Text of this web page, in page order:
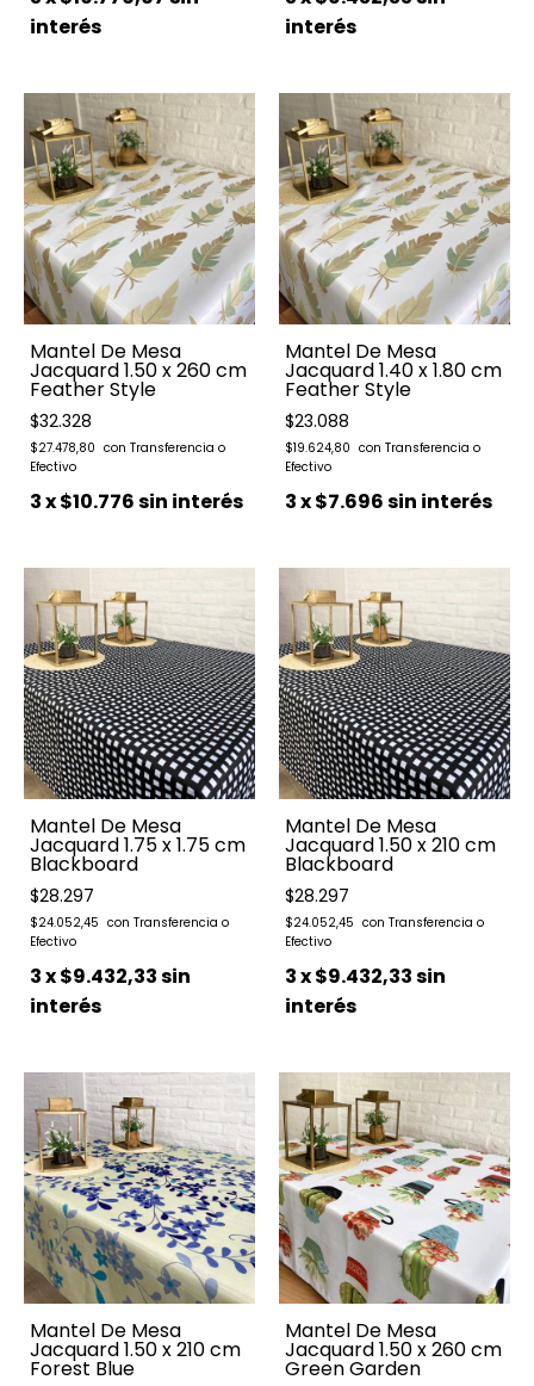
interés
interés
Mantel De Mesa
Jacquard 1.50 x 260 cm
Feather Style
$32.328
$27.478,80
3x$10.776sin interés
Mantel De Mesa
Jacquard 1.40 x 1.80 cm
Feather Style
$23.088
$19.624,80
3x$7.696sin interés
Mantel De Mesa
Jacquard 1.75 x 1.75 cm
Blackboard
$28.297
$24.052,45
3x$9.432,33sin
interés
Mantel De Mesa
Jacquard 1.50 x 210 cm
Blackboard
$28.297
$24.052,45
3x$9.432,33sin
interés
Mantel De Mesa
Jacquard 1.50 x 210 cm
Forest Blue
Mantel De Mesa
Jacquard 1.50 x 260 cm
Green Garden